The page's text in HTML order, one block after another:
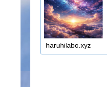
haruhilabo.xyz